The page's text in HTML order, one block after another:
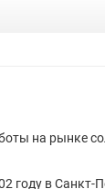
на рынке
году в Санкт-